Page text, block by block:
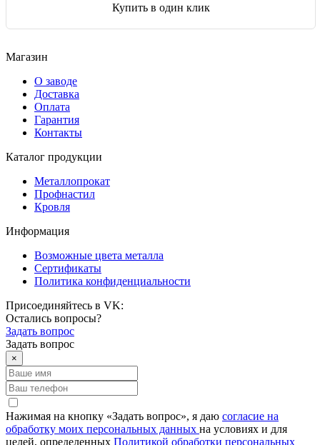
Купить в один клик
Магазин
О заводе
Доставка
Оплата
Гарантия
Контакты
Каталог продукции
Металлопрокат
Профнастил
Кровля
Информация
Возможные цвета металла
Сертификаты
Политика конфиденциальности
Присоединяйтесь в VK:
Остались вопросы?
Задать вопрос
Задать вопрос
×
Нажимая на кнопку «Задать вопрос», я даю согласие на
обработку моих персональных данных на условиях и для
целей, определенных Политикой обработки персональных